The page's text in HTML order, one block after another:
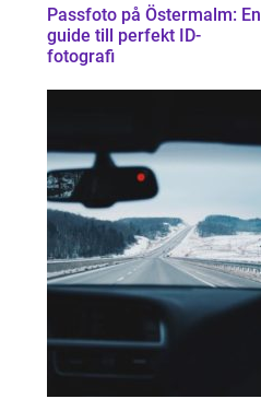
Passfoto på Östermalm: En
guide till perfekt ID-
fotografi